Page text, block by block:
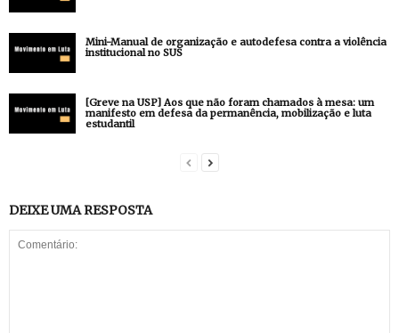
Mini-Manual de organização e autodefesa contra a violência
institucional no SUS
[Greve na USP] Aos que não foram chamados à mesa: um
manifesto em defesa da permanência, mobilização e luta
estudantil
DEIXE UMA RESPOSTA